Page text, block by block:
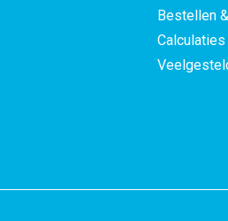
Bestellen
Calculaties